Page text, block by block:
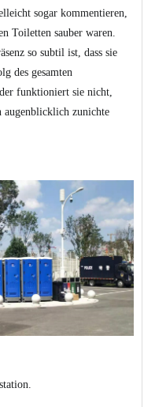
sogar kommentieren,
Toiletten sauber waren.
so subtil ist, dass sie
des gesamten
funktioniert sie nicht,
augenblicklich zunichte